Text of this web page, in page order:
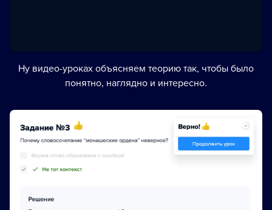
Ну видео-уроках объясняем теорию так, чтобы было
понятно, наглядно и интересно.